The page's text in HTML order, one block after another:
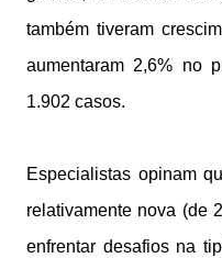
também tiveram
aumentaram 2,6% no
1.902 casos.
Especialistas opinam
relativamente nova (de
enfrentar desafios na